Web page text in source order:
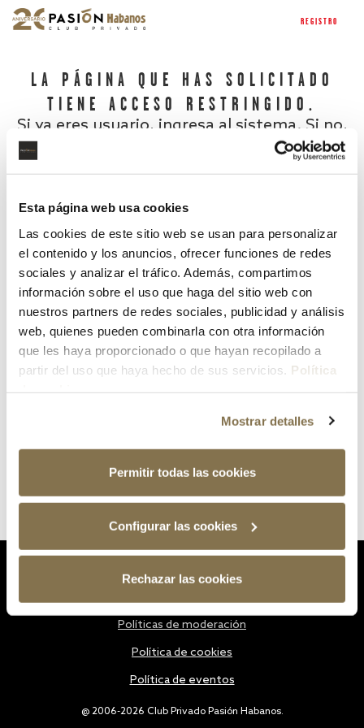
Esta página web usa cookies
Las cookies de este sitio web se usan para personalizar
el contenido y los anuncios, ofrecer funciones de redes
sociales y analizar el tráfico. Además, compartimos
información sobre el uso que haga del sitio web con
nuestros partners de redes sociales, publicidad y análisis
web, quienes pueden combinarla con otra información
que les haya proporcionado o que hayan recopilado a
partir del uso que haya hecho de sus servicios. Política
Mostrar detalles
Permitir todas las cookies
Configurar las cookies
Rechazar las cookies
REGISTRO
LA PÁGINA QUE HAS SOLICITADO
TIENE ACCESO RESTRINGIDO.
Si ya eres usuario, ingresa al sistema. Si no,
¿Has olvidado tu contraseña?
@ 2006-2026 Club Privado Pasión Habanos.
Políticas de moderación
Política de cookies
Política de eventos